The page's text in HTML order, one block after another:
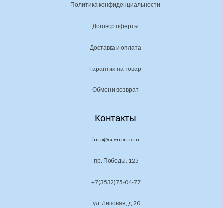
Политика конфиденциальности
Договор оферты
Доставка и оплата
Гарантия на товар
Обмен и возврат
Контакты
info@orenorto.ru
пр. Победы, 125
+7(3532)75-04-77
ул. Липовая, д.20